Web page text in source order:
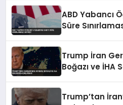
ABD Yabancı
Süre
Trump İran
Boğazı ve İHA
Trump’tan